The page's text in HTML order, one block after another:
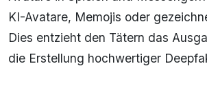
KI-Avatare, Memojis oder
Dies entzieht den Tätern das
die Erstellung hochwertiger